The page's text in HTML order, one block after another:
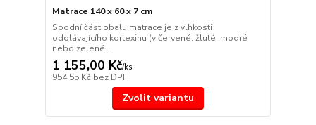
Matrace 140 x 60 x 7 cm
Spodní část obalu matrace je z vlhkosti
odolávajícího kortexinu (v červené, žluté, modré
nebo zelené...
1 155,00 Kč/ks
954,55 Kč bez DPH
Zvolit variantu